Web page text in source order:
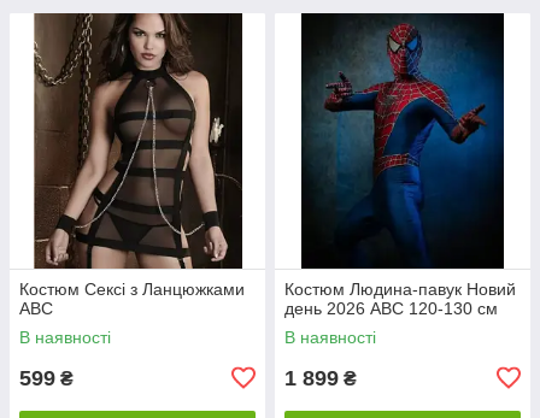
Костюм Сексі з Ланцюжками
ABC
В наявності
599 ₴
Костюм Людина-павук Новий
день 2026 ABC 120-130 см
В наявності
1 899 ₴